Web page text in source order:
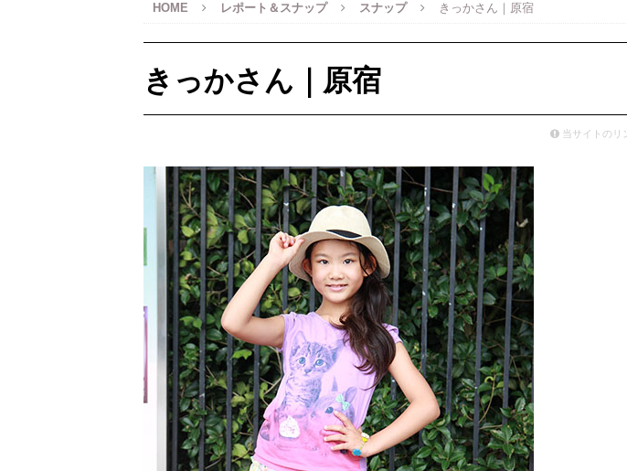
[ 2024年11月12日 ] ジュニアブランド「ALGY(アルジー)」公式サポータージュニ
デル募集
[ 2024年11月11日 ] 写真館「YOUSmile（ユースマイル）」七五三キッズモデル募
「イオンモール多摩平の森」ファッションショー参加キッズ
ッズモデル募集
[ 2026年3月12日 ] 「瞬足」から防水モデル登場 雨の日や夜間の歩行に配慮した
HOME レポート＆スナップ スナップ きっかさん｜原宿
きっかさん｜原宿
当サイトのリ